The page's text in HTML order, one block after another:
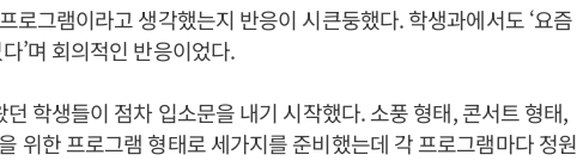
로그램이라고 생각했는지 반응이 시큰둥했다. 학생과에서도 ‘요즘
’며 회의적인 반응이었다.
학생들이 점차 입소문을 내기 시작했다. 소풍 형태, 콘서트 형태,
위한 프로그램 형태로 세가지를 준비했는데 각 프로그램마다 정원